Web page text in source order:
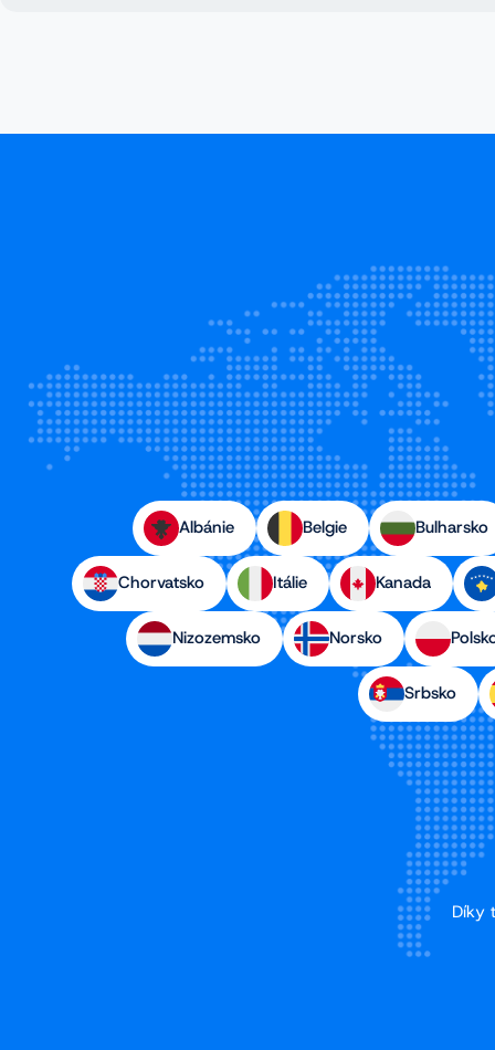
Albánie Belgie Bulharsko
Chorvatsko Itálie Kanada
Nizozemsko Norsko
Srbsko
Díky